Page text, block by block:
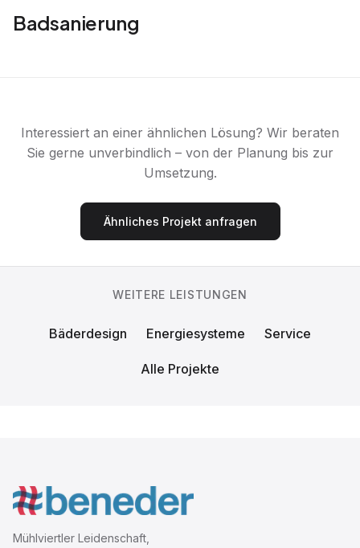
Badsanierung
Interessiert an einer ähnlichen Lösung? Wir beraten
Sie gerne unverbindlich – von der Planung bis zur
Umsetzung.
Ähnliches Projekt anfragen
WEITERE LEISTUNGEN
Bäderdesign Energiesysteme Service
Alle Projekte
Mühlviertler Leidenschaft,